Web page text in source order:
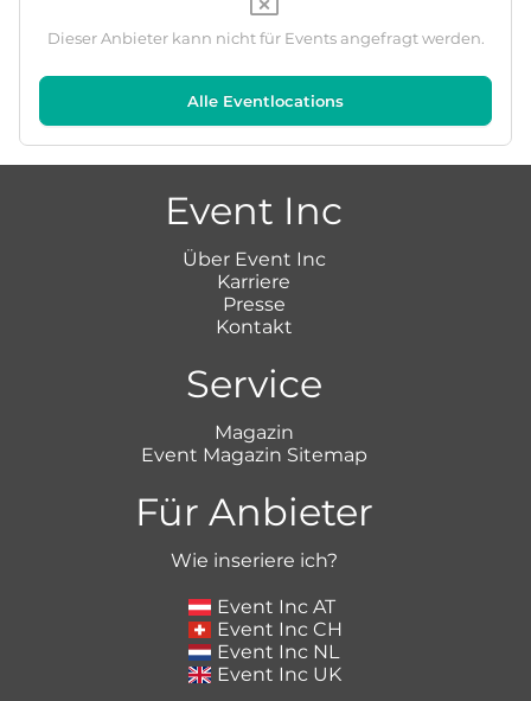
Dieser Anbieter kann nicht für Events angefragt werden.
Alle Eventlocations
Event Inc
Über Event Inc
Karriere
Presse
Kontakt
Service
Magazin
Event Magazin Sitemap
Für Anbieter
Wie inseriere ich?
Event Inc AT
Event Inc CH
Event Inc NL
Event Inc UK